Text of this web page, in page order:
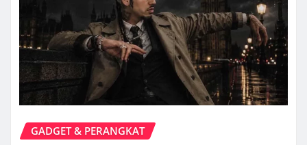
GADGET & PERANGKAT